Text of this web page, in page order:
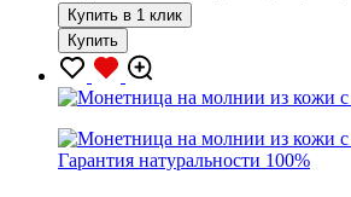
Купить в 1 клик
Купить
Гарантия натуральности 100%